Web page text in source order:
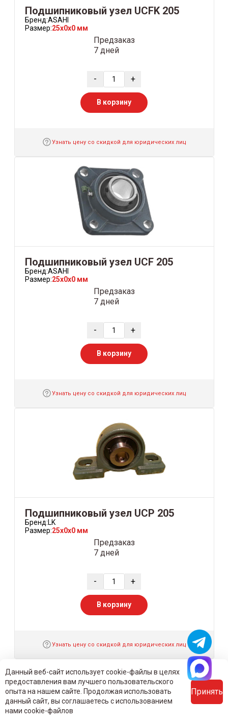
Подшипниковый узел UCFK 205
Бренд:ASAHI
Размер:25x0x0 мм
Предзаказ
7 дней
- +
В корзину
Узнать цену со скидкой для юридических лиц
Подшипниковый узел UCF 205
Бренд:ASAHI
Размер:25x0x0 мм
Предзаказ
7 дней
- +
В корзину
Узнать цену со скидкой для юридических лиц
Подшипниковый узел UCP 205
Бренд:LK
Размер:25x0x0 мм
Предзаказ
7 дней
- +
В корзину
Узнать цену со скидкой для юридических лиц
Данный веб-сайт использует cookie-файлы в целях
предоставления вам лучшего пользовательского
опыта на нашем сайте. Продолжая использовать
данный сайт, вы соглашаетесь с использованием
нами cookie-файлов
Принять